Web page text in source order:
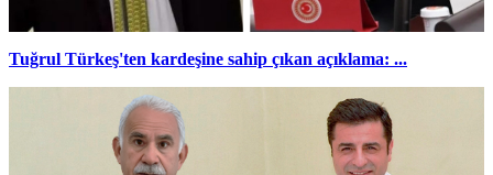
Tuğrul Türkeş'ten kardeşine sahip çıkan açıklama: ...